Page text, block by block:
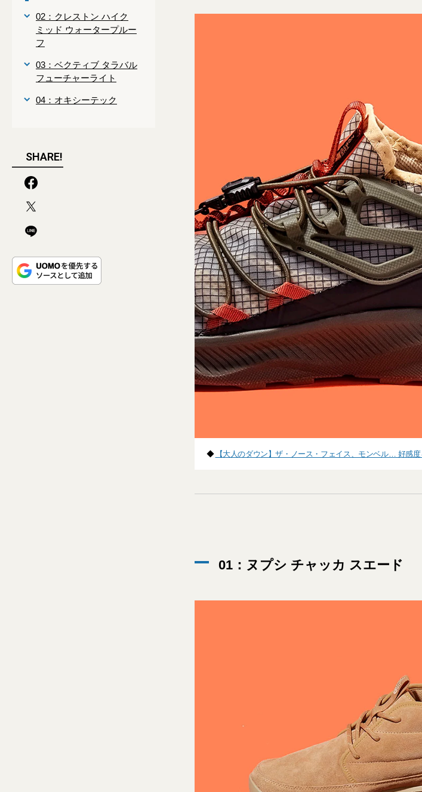
02：クレストン ハイク
ミッド ウォータープルー
フ
03：ベクティブ タラバル
フューチャーライト
04：オキシーテック
SHARE!
◆ 【大人のダウン】ザ・ノース・フェイス、モンベル… 好感
01：ヌプシ チャッカ スエード